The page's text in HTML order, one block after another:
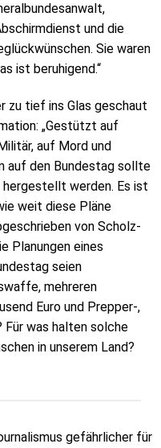
und die
Sie waren
ist beruhigend.“
zu tief ins Glas geschaut
„Gestützt auf
auf Mord und
auf den Bundestag sollte
hergestellt werden. Es ist
weit diese Pläne
von Scholz-
Planungen eines
seien
mehreren
Euro und Prepper-,
was halten solche
in unserem Land?
gefährlicher für